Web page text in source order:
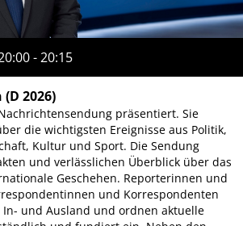
- 20:15
(D 2026)
präsentiert. Sie
die wichtigsten Ereignisse aus Politik,
Kultur und Sport. Die Sendung
und verlässlichen Überblick über das
Geschehen. Reporterinnen und
und Korrespondenten
und Ausland und ordnen aktuelle